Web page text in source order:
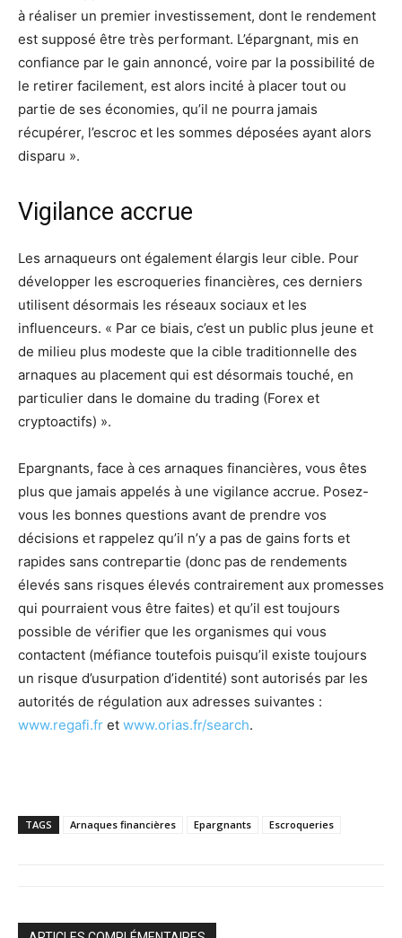
à réaliser un premier investissement, dont le rendement
est supposé être très performant. L’épargnant, mis en
confiance par le gain annoncé, voire par la possibilité de
le retirer facilement, est alors incité à placer tout ou
partie de ses économies, qu’il ne pourra jamais
récupérer, l’escroc et les sommes déposées ayant alors
disparu ».
Vigilance accrue
Les arnaqueurs ont également élargis leur cible. Pour
développer les escroqueries financières, ces derniers
utilisent désormais les réseaux sociaux et les
influenceurs. « Par ce biais, c’est un public plus jeune et
de milieu plus modeste que la cible traditionnelle des
arnaques au placement qui est désormais touché, en
particulier dans le domaine du trading (Forex et
cryptoactifs) ».
Epargnants, face à ces arnaques financières, vous êtes
plus que jamais appelés à une vigilance accrue. Posez-
vous les bonnes questions avant de prendre vos
décisions et rappelez qu’il n’y a pas de gains forts et
rapides sans contrepartie (donc pas de rendements
élevés sans risques élevés contrairement aux promesses
qui pourraient vous être faites) et qu’il est toujours
possible de vérifier que les organismes qui vous
contactent (méfiance toutefois puisqu’il existe toujours
un risque d’usurpation d’identité) sont autorisés par les
autorités de régulation aux adresses suivantes :
www.regafi.fr et www.orias.fr/search.
TAGS Arnaques financières Epargnants Escroqueries